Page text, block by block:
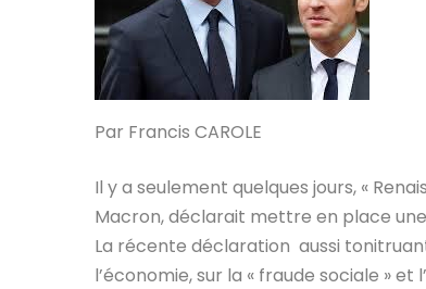
Par Francis CAROLE
Il y a seulement quelques jours, «
Macron, déclarait mettre en place
La récente déclaration aussi
l’économie, sur la « fraude sociale »